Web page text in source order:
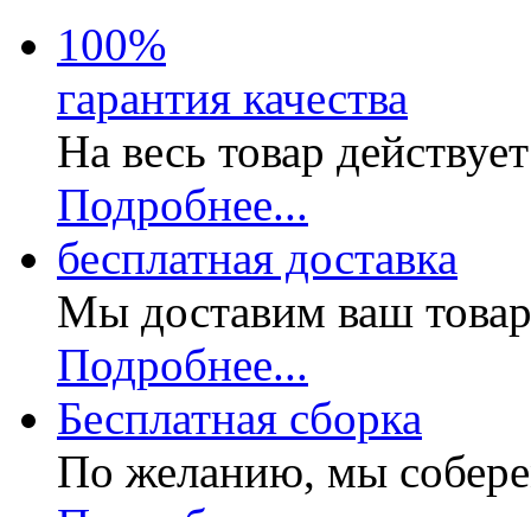
100%
гарантия качества
На весь товар
Подробнее...
бесплатная доставка
Мы доставим ваш
Подробнее...
Бесплатная сборка
По желанию, мы